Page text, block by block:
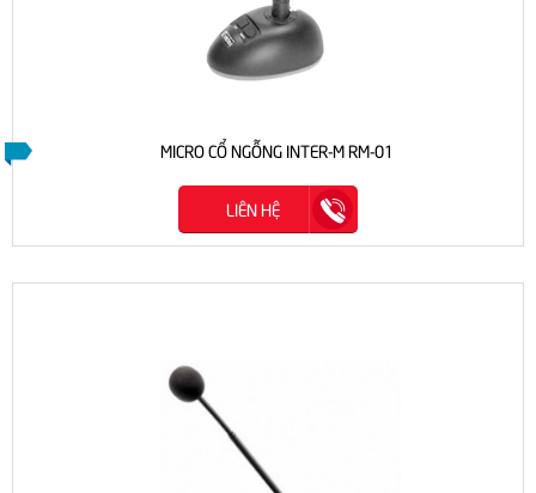
MICRO CỔ NGỖNG INTER-M RM-01
LIÊN HỆ